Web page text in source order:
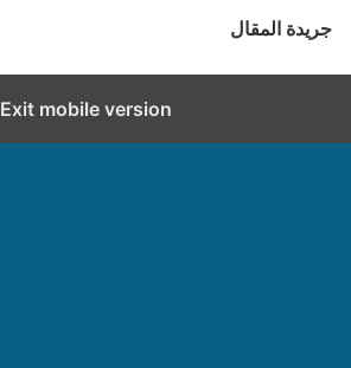
جريدة المقال
Exit mobile version